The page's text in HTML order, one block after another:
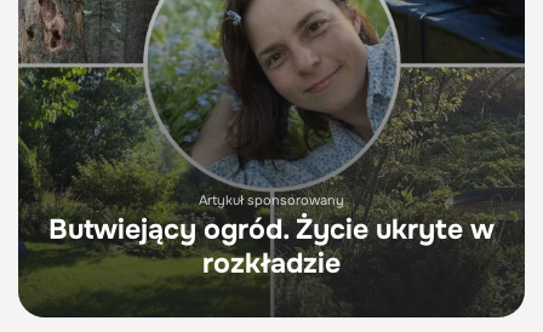
Artykuł sponsorowany
Butwiejący ogród. Życie ukryte w
rozkładzie